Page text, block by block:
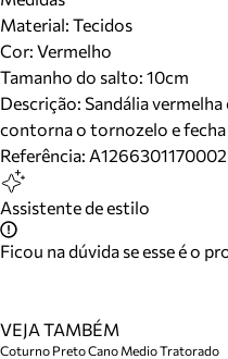
Material: Tecidos
Cor: Vermelho
Tamanho do salto: 10cm
Descrição: Sandália
contorna o tornozelo e fecha
Referência: A1266301170002
Assistente de estilo
Ficou na dúvida se esse é o
VEJA TAMBÉM
Coturno Preto Cano Medio Tratorado